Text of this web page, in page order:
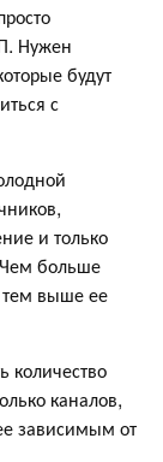
Нужен
будут
с
и только
Чем больше
тем выше ее
количество
каналов,
зависимым от